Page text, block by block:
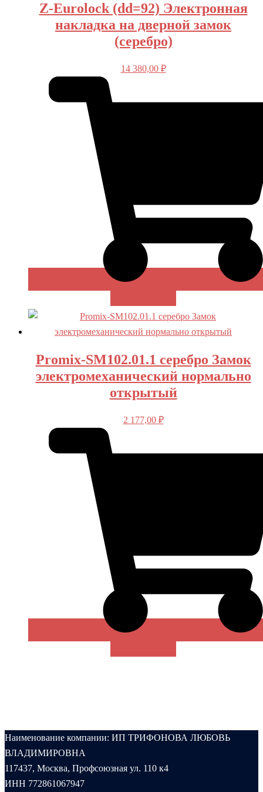
Z-Eurolock (dd=92) Электронная
накладка на дверной замок
(серебро)
14 380,00 ₽
Promix-SM102.01.1 серебро Замок
электромеханический нормально
открытый
2 177,00 ₽
Наименование компании: ИП ТРИФОНОВА ЛЮБОВЬ
ВЛАДИМИРОВНА
117437, Москва, Профсоюзная ул. 110 к4
ИНН 772861067947